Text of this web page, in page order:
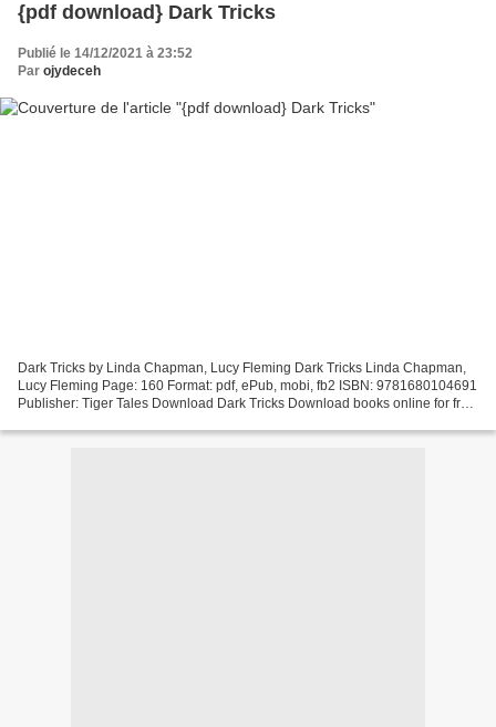
{pdf download} Dark Tricks
Publié le 14/12/2021 à 23:52
Par ojydeceh
Dark Tricks by Linda Chapman, Lucy Fleming Dark Tricks Linda Chapman,
Lucy Fleming Page: 160 Format: pdf, ePub, mobi, fb2 ISBN: 9781680104691
Publisher: Tiger Tales Download Dark Tricks Download books online for free